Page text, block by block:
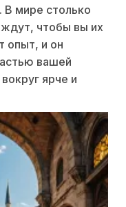
В мире столько
чтобы вы их
опыт, и он
вашей
ярче и